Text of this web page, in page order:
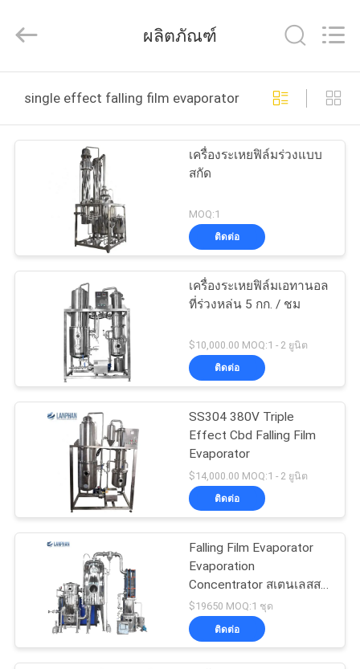
บ้าน
สินค้า
เกี่ยว
ทัวร์
โรงงาน
ควบคุม
คุณภาพ
ติดต่อ
เรา
2025
Henan
ผลิตภัณฑ์
single effect falling film evaporator ผลิตออนไลน์
เครื่องระเหยฟิล์มร่วงแบบ
สกัด
MOQ:1
ติดต่อ
เครื่องระเหยฟิล์มเอทานอล
ที่ร่วงหล่น 5 กก. / ชม
$10,000.00 MOQ:1 - 2 ยูนิต
ติดต่อ
SS304 380V Triple
Effect Cbd Falling Film
Evaporator
$14,000.00 MOQ:1 - 2 ยูนิต
ติดต่อ
Falling Film Evaporator
Evaporation
Concentrator สเตนเลสสตี
ลเดี่ยว
$19650 MOQ:1 ชุด
ติดต่อ